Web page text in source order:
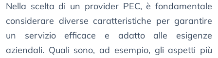
Nella scelta di un provider PEC, è fondamentale
considerare diverse caratteristiche per garantire
un servizio efficace e adatto alle esigenze
aziendali. Quali sono, ad esempio, gli aspetti più